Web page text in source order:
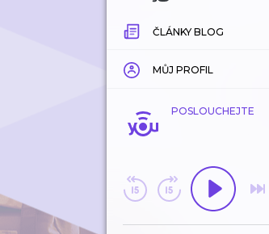
ČLÁNKY BLOG
MŮJ PROFIL
POSLOUCHEJTE